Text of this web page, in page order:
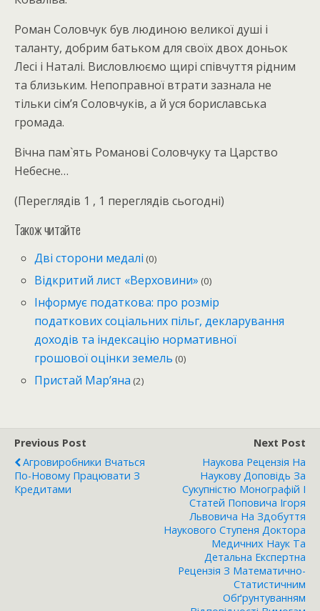
Роман Соловчук був людиною великої душі і
таланту, добрим батьком для своїх двох доньок
Лесі і Наталі. Висловлюємо щирі співчуття рідним
та близьким. Непоправної втрати зазнала не
тільки сім’я Соловчуків, а й уся бориславська
громада.
Вічна пам`ять Романові Соловчуку та Царство
Небесне…
(Переглядів 1 , 1 переглядів сьогодні)
Також читайте
Дві сторони медалі (0)
Відкритий лист «Верховини» (0)
Інформує податкова: про розмір
податкових соціальних пільг, декларування
доходів та індексацію нормативної
грошової оцінки земель (0)
Пристай Мар’яна (2)
Previous Post
Агровиробники Вчаться
По-Новому Працювати З
Кредитами
Next Post
Наукова Рецензія На
Наукову Доповідь За
Сукупністю Монографій І
Статей Поповича Ігоря
Львовича На Здобуття
Наукового Ступеня Доктора
Медичних Наук Та
Детальна Експертна
Рецензія З Математично-
Статистичним
Обґрунтуванням